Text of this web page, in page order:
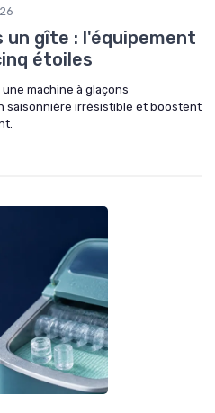
un gîte : l'équipement
étoiles
machine à glaçons
saisonnière irrésistible et boostent